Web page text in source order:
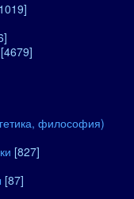
[4679]
философия)
[827]
[87]